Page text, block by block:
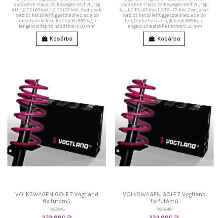
35/35 mm Típus: Volkswagen Golf VII, Typ
AU, 1.2 TSI 63 kW, 1.2 TSI 77 kW, 2wd, csak
torziós hátsó felfüggesztéshez, az első
tengely terhelése legfeljebb 930 kg, a
lengéscsillapító ház átmérő 50 mm
Kosárba
35/35 mm Típus: Volkswagen Golf VII, Typ
AU, 1.2 TSI 63 kW, 1.2 TSI 77 kW, 2wd, csak
torziós hátsó felfüggesztéshez, az első
tengely terhelése legfeljebb 930 kg, a
lengéscsillapító ház átmérő 55 mm
Kosárba
VOLKSWAGEN GOLF 7 Vogtland
fix futómű
960645
VOLKSWAGEN GOLF 7 Vogtland
fix futómű
960646